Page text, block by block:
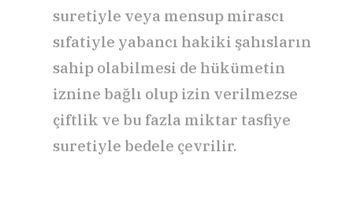
suretiyle veya mensup mirascı
sıfatiyle yabancı hakiki şahısların
sahip olabilmesi de hükümetin
iznine bağlı olup izin verilmezse
çiftlik ve bu fazla miktar tasfiye
suretiyle bedele çevrilir.